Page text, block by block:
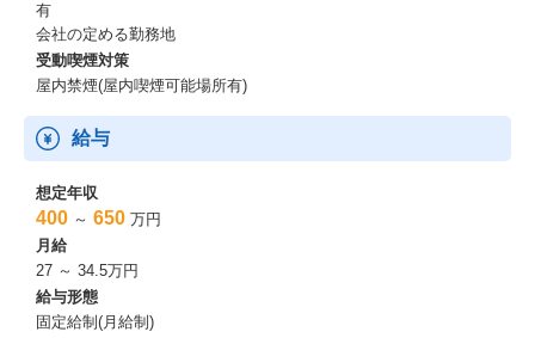
有
会社の定める勤務地
受動喫煙対策
屋内禁煙(屋内喫煙可能場所有)
給与
想定年収
400 ～ 650 万円
月給
27 ～ 34.5万円
給与形態
固定給制(月給制)